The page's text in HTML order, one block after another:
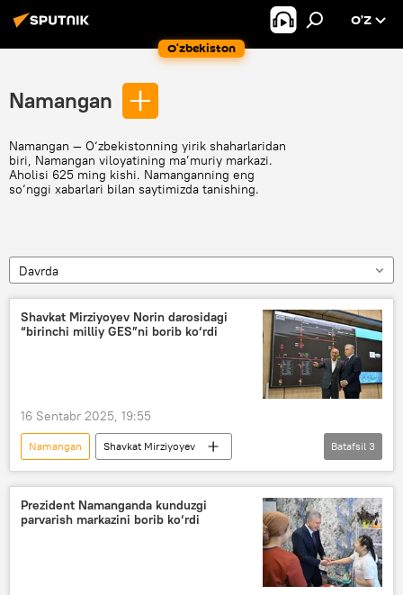
O‘zbekiston
O’Z
Namangan
Namangan — O‘zbekistonning yirik shaharlaridan
biri, Namangan viloyatining ma’muriy markazi.
Aholisi 625 ming kishi. Namanganning eng
so‘nggi xabarlari bilan saytimizda tanishing.
Davrda
Shavkat Mirziyoyev Norin darosidagi
“birinchi milliy GES”ni borib ko‘rdi
16 Sentabr 2025, 19:55
Namangan
Shavkat Mirziyoyev
Namangan viloyati
GES
GES qurilishi
Batafsil 3
Prezident Namanganda kunduzgi
parvarish markazini borib ko‘rdi